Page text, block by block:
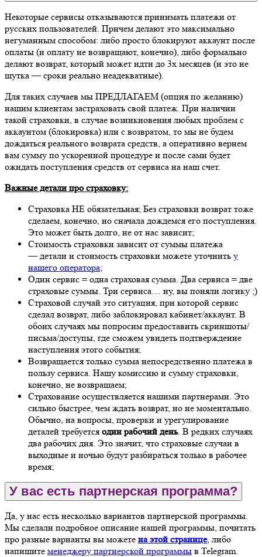
Некоторые сервисы отказываются принимать платежи от
русских пользователей. Причем делают это максимально
негуманным способом: либо просто блокируют аккаунт после
оплаты (и оплату не возвращают, конечно), либо формально
делают возврат, который может идти до 3х месяцев (и это не
шутка — сроки реально неадекватные).
Для таких случаев мы ПРЕДЛАГАЕМ (опция по желанию)
нашим клиентам застраховать свой платеж. При наличии
такой страховки, в случае возникновения любых проблем с
аккаунтом (блокировка) или с возвратом, то мы не будем
дождаться реального возврата средств, а оперативно вернем
вам сумму по ускоренной процедуре и после сами будет
ожидать поступления средств от сервиса на наш счет.
Важные детали про страховку:
Страховка НЕ обязательная; Без страховки возврат тоже
сделаем, конечно, но сначала дождемся его поступления.
Это может быть долго, не от нас зависит;
Стоимость страховки зависит от суммы платежа
— детали и стоимость страховки можете уточнить у
нашего оператора;
Один сервис = одна страховая сумма. Два сервиса = две
страховые суммы. Три сервиса… ну, вы поняли логику ;)
Страховой случай это ситуация, при которой сервис
сделал возврат, либо заблокировал кабинет/аккаунт. В
обоих случаях мы попросим предоставить скриншоты/
письма/доступы, где сможем увидеть подтверждение
наступления этого события;
Возвращается только сумма непосредственно платежа в
пользу сервиса. Нашу комиссию и сумму страховки,
конечно, не возвращаем;
Страхование осуществляется нашими партнерами. Это
сильно быстрее, чем ждать возврат, но не моментально.
Обычно, на вопросы, проверки и урегулирование
деталей требуется один рабочий день. В редких случаях
два рабочих дня. Это значит, что страховые случаи в
выходные и ночью будут разбираться только в рабочее
время;
У вас есть партнерская программа?
Да, у нас есть несколько вариантов партнерской программы.
Мы сделали подробное описание нашей программы, почитать
про разные варианты вы можете на этой странице, либо
напишите менеджеру партнерской программы в Telegram.